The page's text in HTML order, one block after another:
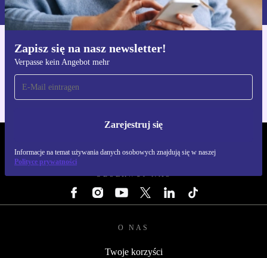
Zapisz się na nasz newsletter!
Verpasse kein Angebot mehr
Zarejestruj się
Informacje na temat używania danych osobowych znajdują się w naszej
Polityce prywatności
Pobierz aplikację refurbed
Dla iOS i Android
OBSERWUJ NAS
O NAS
Twoje korzyści